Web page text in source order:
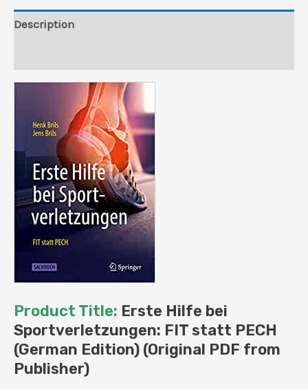
(Original
Description
Product Title: Erste Hilfe bei
Sportverletzungen: FIT statt PECH
(German Edition) (Original PDF from
Publisher)